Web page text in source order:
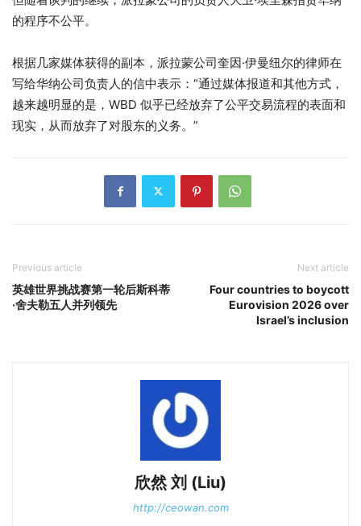
的程序不公平。
根据几家媒体获得的副本，派拉蒙公司奎因·伊曼纽尔的律师在
写给华纳公司负责人的信中表示：“通过媒体报道和其他方式，
越来越明显的是，WBD 似乎已经放弃了公平交易流程的表面和
现实，从而放弃了对股东的义务。”
Previous article
英雄世界挑战赛第一轮后斯科蒂
·舍夫勒五人并列领先
Next article
Four countries to boycott
Eurovision 2026 over
Israel’s inclusion
欣然 刘 (Liu)
http://ceowan.com